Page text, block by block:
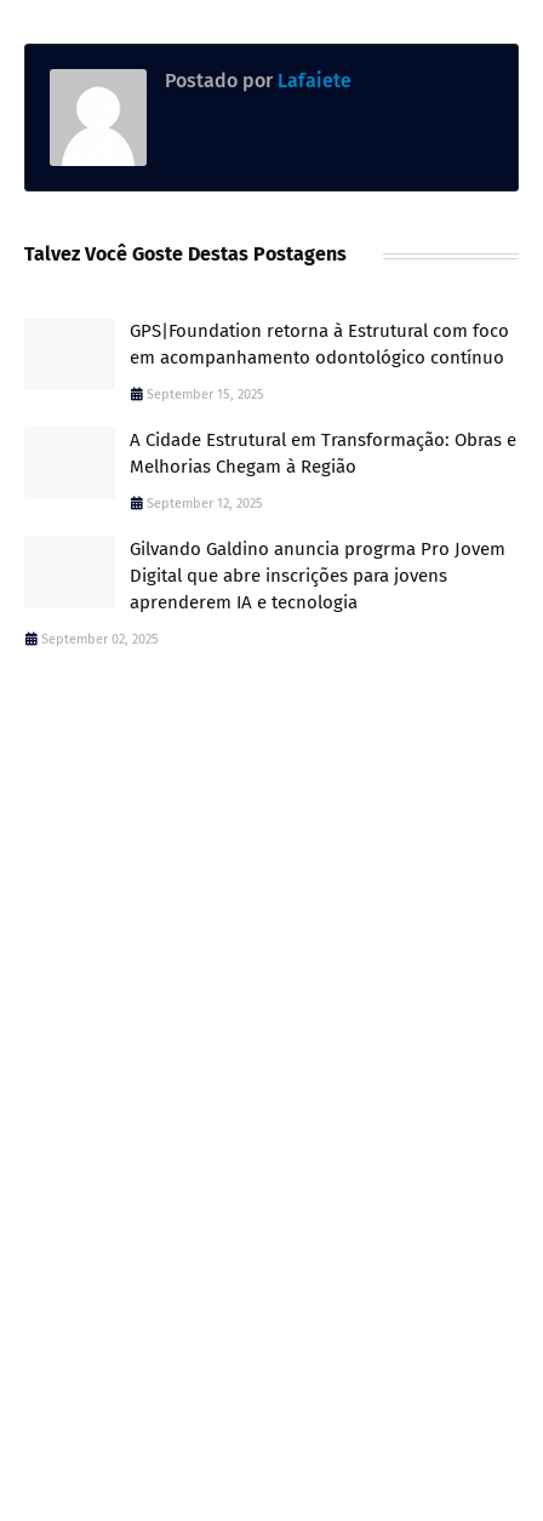
Postado por Lafaiete
Talvez Você Goste Destas Postagens
GPS|Foundation retorna à Estrutural com foco
em acompanhamento odontológico contínuo
September 15, 2025
A Cidade Estrutural em Transformação: Obras e
Melhorias Chegam à Região
September 12, 2025
Gilvando Galdino anuncia progrma Pro Jovem
Digital que abre inscrições para jovens
aprenderem IA e tecnologia
September 02, 2025